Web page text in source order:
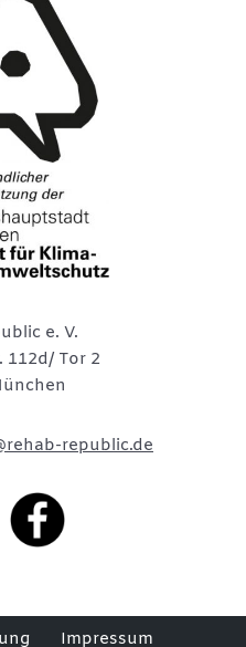
e. V.
112d/ Tor 2
republic.de
Impressum